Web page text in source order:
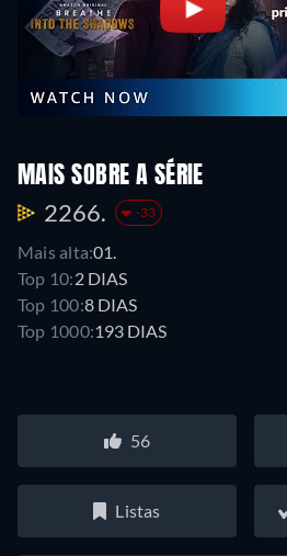
MAIS SOBRE A SÉRIE
2266. -33
Mais alta:01.
Top 10:2 DIAS
Top 100:8 DIAS
Top 1000:193 DIAS
56
Listas